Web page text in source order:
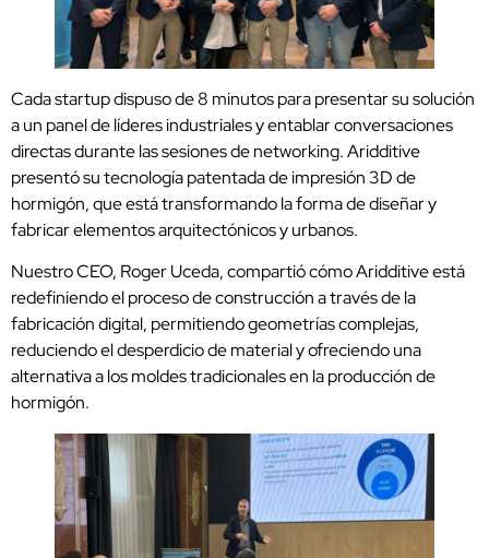
Cada startup dispuso de 8 minutos para presentar su solución
a un panel de líderes industriales y entablar conversaciones
directas durante las sesiones de networking. Aridditive
presentó su tecnología patentada de impresión 3D de
hormigón, que está transformando la forma de diseñar y
fabricar elementos arquitectónicos y urbanos.
Nuestro CEO, Roger Uceda, compartió cómo Aridditive está
redefiniendo el proceso de construcción a través de la
fabricación digital, permitiendo geometrías complejas,
reduciendo el desperdicio de material y ofreciendo una
alternativa a los moldes tradicionales en la producción de
hormigón.